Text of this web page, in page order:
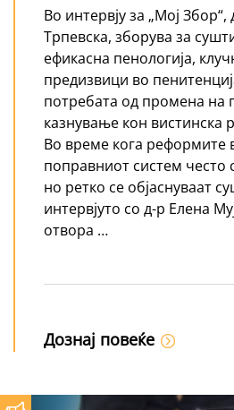
Во интервју за „Мој
Трпевска, зборува за
ефикасна пенологија,
предизвици во
потребата од промена на
казнување кон вистинска
Во време кога реформите
поправниот систем често
но ретко се објаснуваат
интервјуто со д-р Елена
отвора …
Дознај повеќе